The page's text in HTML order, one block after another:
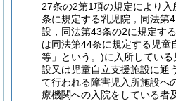
27条の2第1項の規定により
条に規定する乳児院，同法第
設，同法第43条の2に規定す
は同法第44条に規定する児童
等」という。)に入所してい
設又は児童自立支援施設に通
て行われる障害児入所施設へ
療機関への入院をしている者